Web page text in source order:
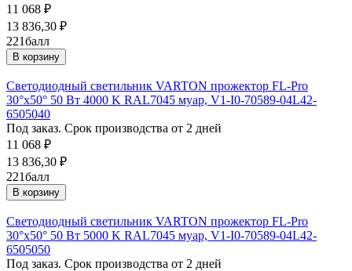
11 068 ₽
13 836,30 ₽
221балл
В корзину
Светодиодный светильник VARTON прожектор FL-Pro
30°x50° 50 Вт 4000 K RAL7045 муар, V1-I0-70589-04L42-
6505040
Под заказ. Срок производства от 2 дней
11 068 ₽
13 836,30 ₽
221балл
В корзину
Светодиодный светильник VARTON прожектор FL-Pro
30°x50° 50 Вт 5000 K RAL7045 муар, V1-I0-70589-04L42-
6505050
Под заказ. Срок производства от 2 дней